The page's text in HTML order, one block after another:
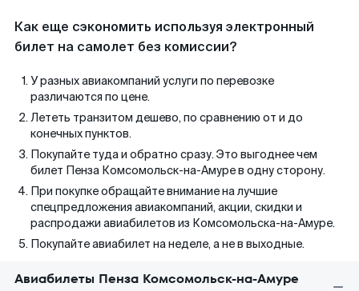
Как еще сэкономить используя электронный
билет на самолет без комиссии?
У разных авиакомпаний услуги по перевозке
различаются по цене.
Лететь транзитом дешево, по сравнению от и до
конечных пунктов.
Покупайте туда и обратно сразу. Это выгоднее чем
билет Пенза Комсомольск-на-Амуре в одну сторону.
При покупке обращайте внимание на лучшие
спецпредложения авиакомпаний, акции, скидки и
распродажи авиабилетов из Комсомольска-на-Амуре.
Покупайте авиабилет на неделе, а не в выходные.
Авиабилеты Пенза Комсомольск-на-Амуре